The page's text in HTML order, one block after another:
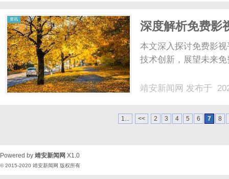
资讯
深度解析免费影
本文深入探讨免费影
技术创新，展望未来
靖安新闻网 发布于
1... << 2 3 4 5 6 7 8
Powered by 靖安新闻网 X1.0
© 2015-2020 靖安新闻网 版权所有